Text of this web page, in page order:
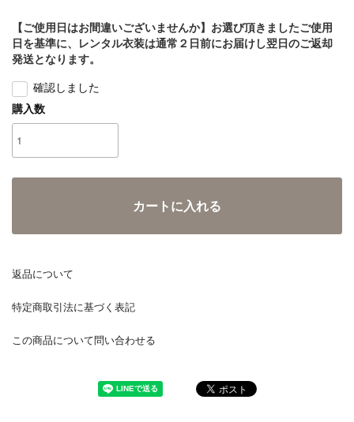
【ご使用日はお間違いございませんか】お選び頂きましたご使用
日を基準に、レンタル衣装は通常２日前にお届けし翌日のご返却
発送となります。
確認しました
購入数
カートに入れる
返品について
特定商取引法に基づく表記
この商品について問い合わせる